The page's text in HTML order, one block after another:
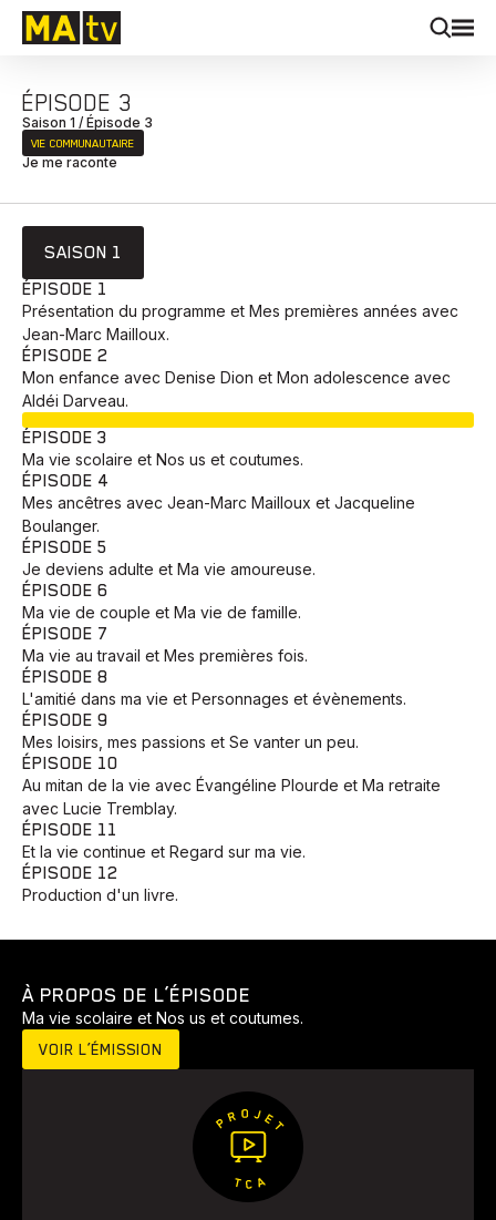
Bingo Communauté
Histoires
ÉPISODE 3
Saison 1 / Épisode 3
VIE COMMUNAUTAIRE
Je me raconte
SAISON 1
ÉPISODE 1
Présentation du programme et Mes premières années avec
Jean-Marc Mailloux.
ÉPISODE 2
Mon enfance avec Denise Dion et Mon adolescence avec
Aldéi Darveau.
ÉPISODE 3
Ma vie scolaire et Nos us et coutumes.
ÉPISODE 4
Mes ancêtres avec Jean-Marc Mailloux et Jacqueline
Boulanger.
ÉPISODE 5
Je deviens adulte et Ma vie amoureuse.
ÉPISODE 6
Ma vie de couple et Ma vie de famille.
ÉPISODE 7
Ma vie au travail et Mes premières fois.
ÉPISODE 8
L'amitié dans ma vie et Personnages et évènements.
ÉPISODE 9
Mes loisirs, mes passions et Se vanter un peu.
ÉPISODE 10
Au mitan de la vie avec Évangéline Plourde et Ma retraite
avec Lucie Tremblay.
ÉPISODE 11
Et la vie continue et Regard sur ma vie.
ÉPISODE 12
Production d'un livre.
À PROPOS DE L’ÉPISODE
Ma vie scolaire et Nos us et coutumes.
VOIR L’ÉMISSION